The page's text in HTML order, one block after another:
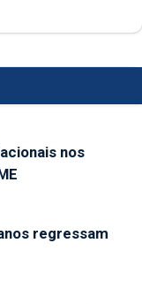
nos
regressam